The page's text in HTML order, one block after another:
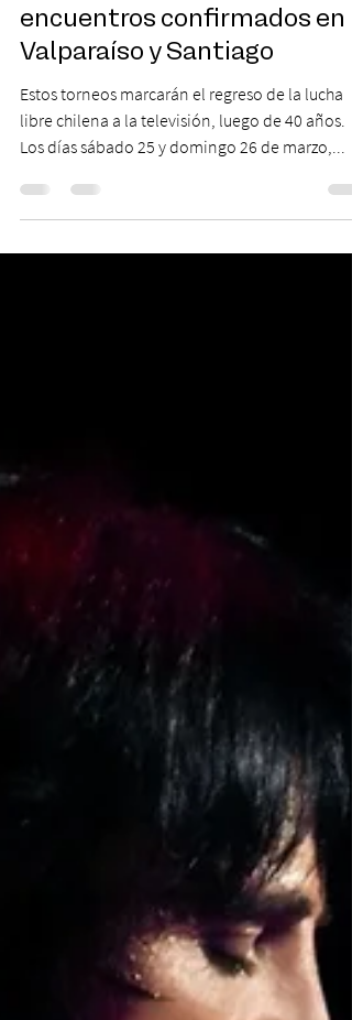
Los ‘Héroes del Ring’ vuelven
recargados con dos
encuentros confirmados en
Valparaíso y Santiago
libre chilena a la televisión, luego de 40 años.
Los días sábado 25 y domingo 26 de marzo,...